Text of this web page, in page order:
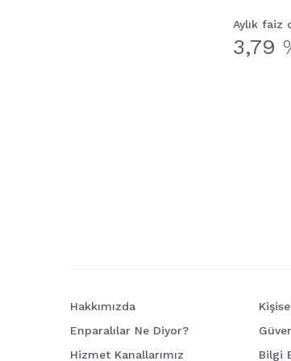
Aylık faiz
3,79
Hakkımızda
Enparalılar Ne Diyor?
Hizmet Kanallarımız
Bilgi